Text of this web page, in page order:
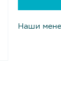
Наши